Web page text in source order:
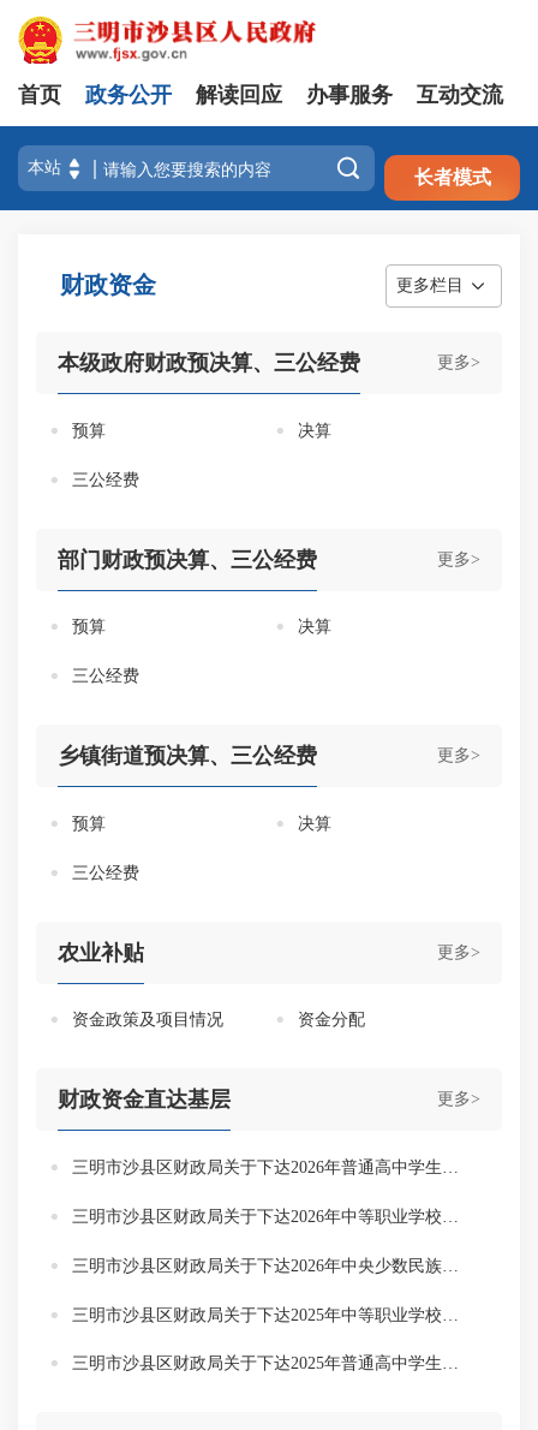
注册 登录
首页 政务公开 解读回应 办事服务 互动交流
 长者模式
财政资金 更多栏目
更多>
本级政府财政预决算、三公经费
预算 决算
三公经费
更多>
部门财政预决算、三公经费
预算 决算
三公经费
更多>
乡镇街道预决算、三公经费
预算 决算
三公经费
更多>
农业补贴
资金政策及项目情况 资金分配
更多>
财政资金直达基层
三明市沙县区财政局关于下达2026年普通高中学生资助经费（直达资金）的通知
三明市沙县区财政局关于下达2026年中等职业学校学生资助资金（直达资金）的通知
三明市沙县区财政局关于下达2025年普通高中学生资助经费（直达资金）的通知